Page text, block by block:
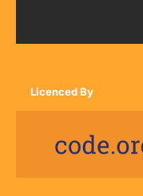
Licenced By